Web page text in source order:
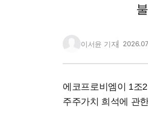
이서윤 기자
에코프로비엠이 1조
주주가치 희석에 관